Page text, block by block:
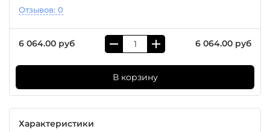
Отзывов: 0
6 064.00 руб 6 064.00 руб
В корзину
Характеристики